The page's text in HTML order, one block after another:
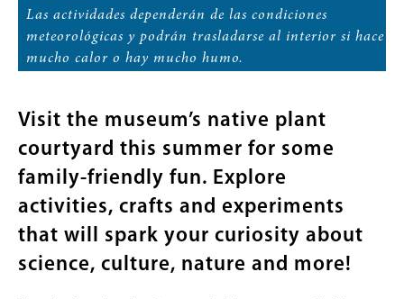
Las actividades dependerán de las condiciones
meteorológicas y podrán trasladarse al interior si hace
mucho calor o hay mucho humo.
Visit the museum’s native plant
courtyard this summer for some
family-friendly fun. Explore
activities, crafts and experiments
that will spark your curiosity about
science, culture, nature and more!